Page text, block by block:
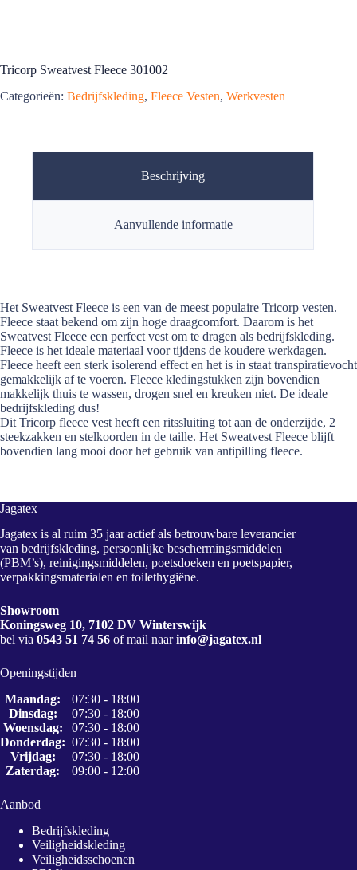
Tricorp Sweatvest Fleece 301002
Categorieën: Bedrijfskleding, Fleece Vesten, Werkvesten
Beschrijving
Aanvullende informatie
Het Sweatvest Fleece is een van de meest populaire Tricorp vesten.
Fleece staat bekend om zijn hoge draagcomfort. Daarom is het
Sweatvest Fleece een perfect vest om te dragen als bedrijfskleding.
Fleece is het ideale materiaal voor tijdens de koudere werkdagen.
Fleece heeft een sterk isolerend effect en het is in staat transpiratievocht
gemakkelijk af te voeren. Fleece kledingstukken zijn bovendien
makkelijk thuis te wassen, drogen snel en kreuken niet. De ideale
bedrijfskleding dus!
Dit Tricorp fleece vest heeft een ritssluiting tot aan de onderzijde, 2
steekzakken en stelkoorden in de taille. Het Sweatvest Fleece blijft
bovendien lang mooi door het gebruik van antipilling fleece.
Jagatex
Jagatex is al ruim 35 jaar actief als betrouwbare leverancier
van bedrijfskleding, persoonlijke beschermingsmiddelen
(PBM’s), reinigingsmiddelen, poetsdoeken en poetspapier,
verpakkingsmaterialen en toilethygiëne.
Showroom
Koningsweg 10, 7102 DV Winterswijk
bel via 0543 51 74 56 of mail naarinfo@jagatex.nl
Openingstijden
Maandag:
07:30 - 18:00
Dinsdag:
07:30 - 18:00
Woensdag:
07:30 - 18:00
Donderdag: 07:30 - 18:00
Vrijdag:
07:30 - 18:00
Zaterdag:
09:00 - 12:00
Aanbod
Bedrijfskleding
Veiligheidskleding
Veiligheidsschoenen